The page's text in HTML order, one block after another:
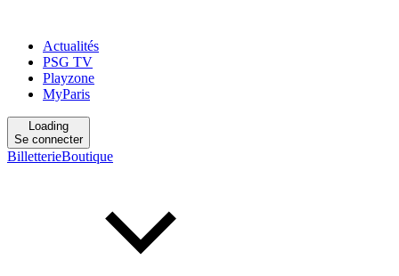
Actualités
PSG TV
Playzone
MyParis
Loading
Se connecter
BilletterieBoutique